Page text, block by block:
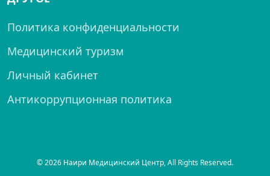
Политика конфиденциальности
Медицинский туризм
Личный кабинет
Антикоррупционная политика
© 2026 Наири Медицинский Центр, All Rights Reserved.